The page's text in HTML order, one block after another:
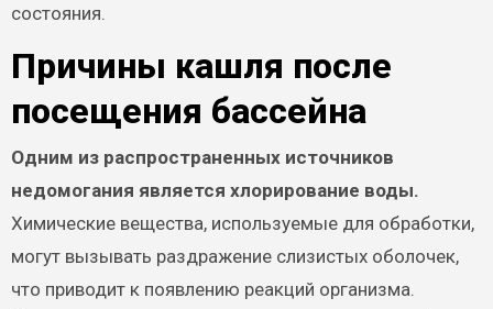
состояния.
Причины кашля после
посещения бассейна
Одним из распространенных источников
недомогания является хлорирование воды.
Химические вещества, используемые для обработки,
могут вызывать раздражение слизистых оболочек,
что приводит к появлению реакций организма.